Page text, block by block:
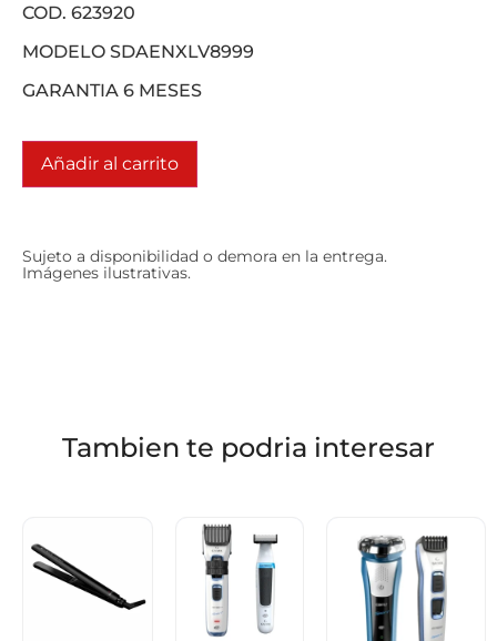
COD. 623920
MODELO SDAENXLV8999
GARANTIA 6 MESES
Añadir al carrito
Sujeto a disponibilidad o demora en la entrega.
Imágenes ilustrativas.
Tambien te podria interesar